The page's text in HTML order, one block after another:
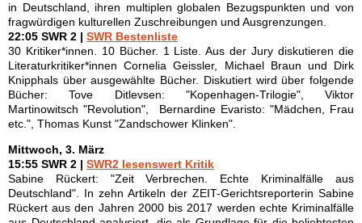
in Deutschland, ihren multiplen globalen Bezugspunkten und von
fragwürdigen kulturellen Zuschreibungen und Ausgrenzungen.
22:05 SWR 2 | SWR Bestenliste
30 Kritiker*innen. 10 Bücher. 1 Liste. Aus der Jury diskutieren die
Literaturkritiker*innen Cornelia Geissler, Michael Braun und Dirk
Knipphals über ausgewählte Bücher. Diskutiert wird über folgende
Bücher: Tove Ditlevsen: "Kopenhagen-Trilogie", Viktor
Martinowitsch "Revolution", Bernardine Evaristo: "Mädchen, Frau
etc.", Thomas Kunst "Zandschower Klinken".
Mittwoch, 3. März
15:55 SWR 2 | SWR2 lesenswert Kritik
Sabine Rückert: "Zeit Verbrechen. Echte Kriminalfälle aus
Deutschland". In zehn Artikeln der ZEIT-Gerichtsreporterin Sabine
Rückert aus den Jahren 2000 bis 2017 werden echte Kriminalfälle